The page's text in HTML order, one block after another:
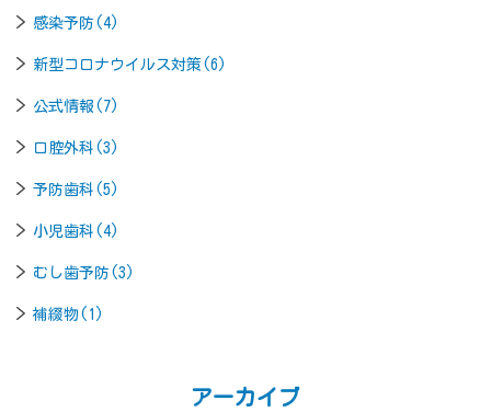
感染予防(4)
新型コロナウイルス対策(6)
公式情報(7)
口腔外科(3)
予防歯科(5)
小児歯科(4)
むし歯予防(3)
補綴物(1)
アーカイブ